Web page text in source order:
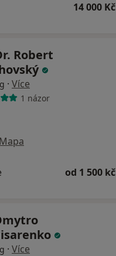
14 000 Kč
Robert
· Více
1 názor
Mapa
od 1 500 kč
· Více